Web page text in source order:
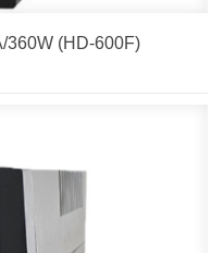
360W (HD-600F)